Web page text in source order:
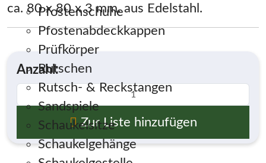
Pfostenschuhe
Pfostenabdeckkappen
Prüfkörper
Rutschen
Rutsch- & Reckstangen
Sandspiele
Schaukelsitze
Schaukelgehänge
ca. 80 x 80 x 3 mm. aus Edelstahl.
Anzahl:
Zur Liste hinzufügen